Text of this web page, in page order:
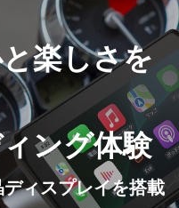
楽しさを
ング体験
ィスプレイを搭載